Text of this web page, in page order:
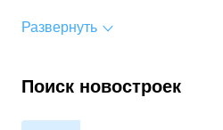
Развернуть
Поиск новостроек